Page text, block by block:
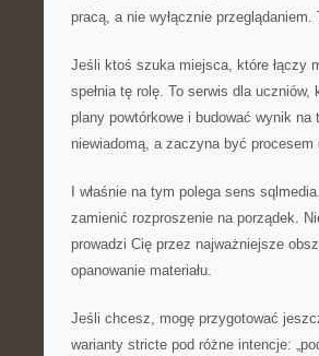
pracą, a nie wyłącznie
Jeśli ktoś szuka miejsca, które łączy
spełnia tę rolę. To serwis dla
plany powtórkowe i budować wynik
niewiadomą, a zaczyna być procesem
I właśnie na tym polega sens
zamienić rozproszenie na porządek.
prowadzi Cię przez najważniejsze
opanowanie materiału.
Jeśli chcesz, mogę przygotować
warianty stricte pod różne intencje: